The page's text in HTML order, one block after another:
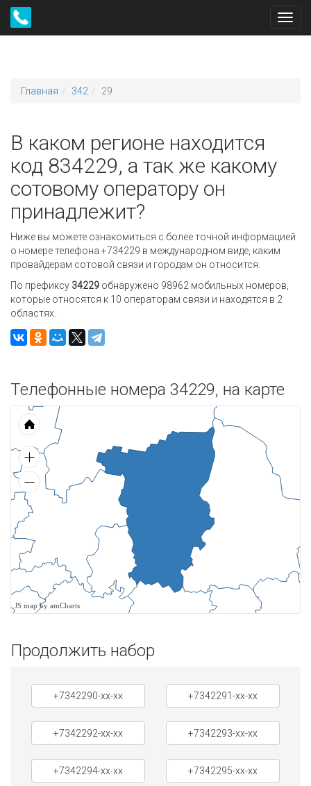
Главная 342 29
В каком регионе находится
код 834229, а так же какому
сотовому оператору он
принадлежит?
Ниже вы можете ознакомиться с более точной информацией
о номере телефона +734229 в международном виде, каким
провайдерам сотовой связи и городам он относится.
По префиксу 34229 обнаружено 98962 мобильных номеров,
которые относятся к 10 операторам связи и находятся в 2
областях.
Телефонные номера 34229, на карте
JS map by amCharts
Продолжить набор
+7342290-xx-xx +7342291-xx-xx
+7342292-xx-xx +7342293-xx-xx
+7342294-xx-xx +7342295-xx-xx